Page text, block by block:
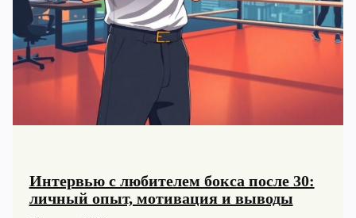
Интервью с любителем бокса после 30:
личный опыт, мотивация и выводы